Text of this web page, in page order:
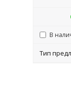
В
Тип